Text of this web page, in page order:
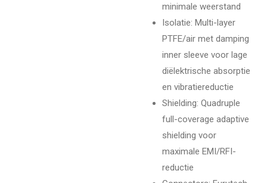
minimale weerstand
Isolatie: Multi-layer
PTFE/air met damping
inner sleeve voor lage
diëlektrische absorptie
en vibratiereductie
Shielding: Quadruple
full-coverage adaptive
shielding voor
maximale EMI/RFI-
reductie